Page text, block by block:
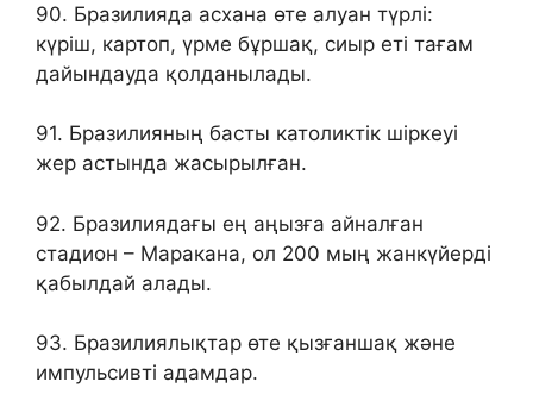
90. Бразилияда асхана өте алуан түрлі:
күріш, картоп, үрме бұршақ, сиыр еті тағам
дайындауда қолданылады.
91. Бразилияның басты католиктік шіркеуі
жер астында жасырылған.
92. Бразилиядағы ең аңызға айналған
стадион – Маракана, ол 200 мың жанкүйерді
қабылдай алады.
93. Бразилиялықтар өте қызғаншақ және
импульсивті адамдар.